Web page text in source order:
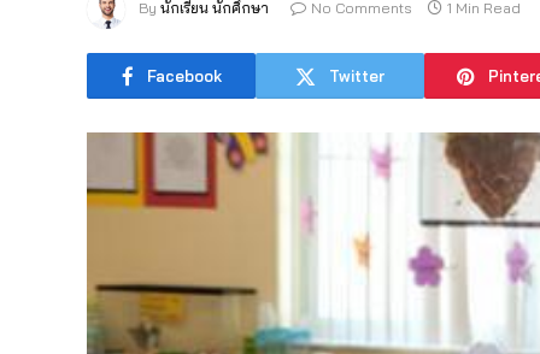
By นักเรียน นักศึกษา No Comments 1 Min Read
Facebook Twitter